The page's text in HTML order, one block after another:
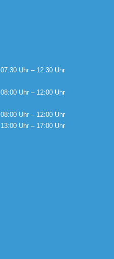
07:30 Uhr – 12:30 Uhr
08:00 Uhr – 12:00 Uhr
08:00 Uhr – 12:00 Uhr
13:00 Uhr – 17:00 Uhr